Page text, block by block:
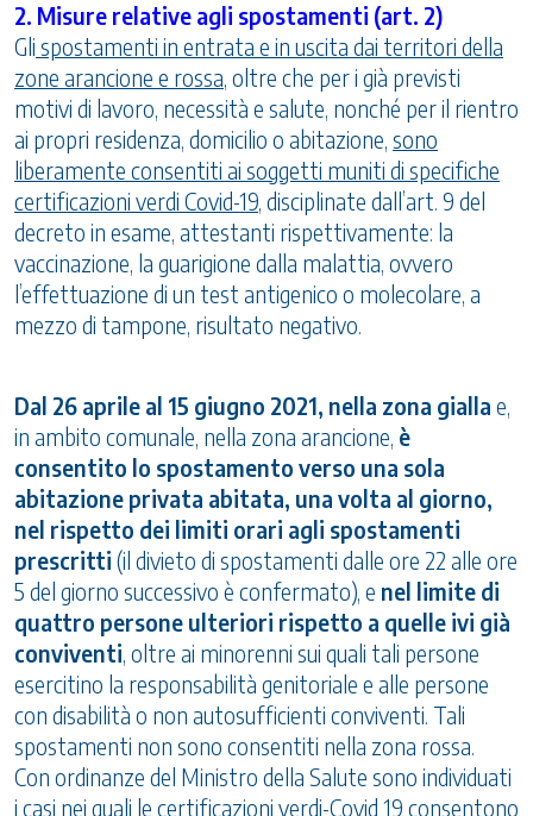
2. Misure relative agli spostamenti (art. 2)
Gli spostamenti in entrata e in uscita dai territori della
zone arancione e rossa, oltre che per i già previsti
motivi di lavoro, necessità e salute, nonché per il rientro
ai propri residenza, domicilio o abitazione, sono
liberamente consentiti ai soggetti muniti di specifiche
certificazioni verdi Covid-19, disciplinate dall’art. 9 del
decreto in esame, attestanti rispettivamente: la
vaccinazione, la guarigione dalla malattia, ovvero
l’effettuazione di un test antigenico o molecolare, a
mezzo di tampone, risultato negativo.
Dal 26 aprile al 15 giugno 2021, nella zona gialla e,
in ambito comunale, nella zona arancione, è
consentito lo spostamento verso una sola
abitazione privata abitata, una volta al giorno,
nel rispetto dei limiti orari agli spostamenti
prescritti (il divieto di spostamenti dalle ore 22 alle ore
5 del giorno successivo è confermato), e nel limite di
quattro persone ulteriori rispetto a quelle ivi già
conviventi, oltre ai minorenni sui quali tali persone
esercitino la responsabilità genitoriale e alle persone
con disabilità o non autosufficienti conviventi. Tali
spostamenti non sono consentiti nella zona rossa.
Con ordinanze del Ministro della Salute sono individuati
i casi nei quali le certificazioni verdi-Covid 19 consentono